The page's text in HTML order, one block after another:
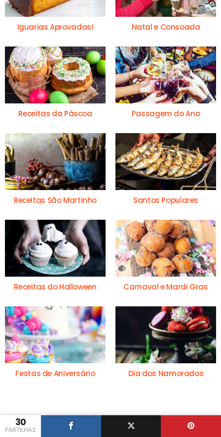
30
PARTILHAS
Iguarias Aprovadas! Natal e Consoada
Receitas da Páscoa Passagem do Ano
Receitas São Martinho Santos Populares
Receitas do Halloween Carnaval e Mardi Gras
Festas de Aniversário Dia dos Namorados
EXPERIMENTA TAMBÉM!